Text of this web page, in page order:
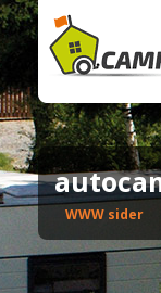
WWW sider